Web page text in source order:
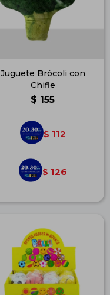
Juguete Brócoli con
Chifle
$ 155
$ 112
$ 126